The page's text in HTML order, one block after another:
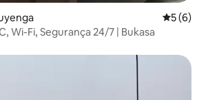
5 de
5 (6)
Wi-Fi, Segurança 24/7 | Bukasa